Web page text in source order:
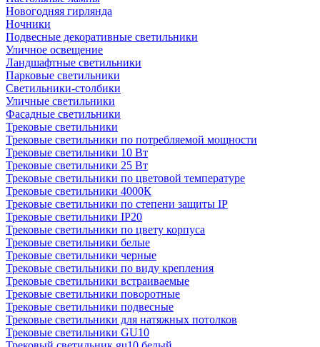
Новогодняя гирлянда
Ночники
Подвесные декоративные светильники
Уличное освещение
Ландшафтные светильники
Парковые светильники
Светильники-столбики
Уличные светильники
Фасадные светильники
Трековые светильники
Трековые светильники по потребляемой мощности
Трековые светильники 10 Вт
Трековые светильники 25 Вт
Трековые светильники по цветовой температуре
Трековые светильники 4000К
Трековые светильники по степени защиты IP
Трековые светильники IP20
Трековые светильники по цвету корпуса
Трековые светильники белые
Трековые светильники черные
Трековые светильники по виду крепления
Трековые светильники встраиваемые
Трековые светильники поворотные
Трековые светильники подвесные
Трековые светильники для натяжных потолков
Трековые светильники GU10